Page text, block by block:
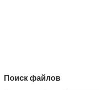
Поиск файлов